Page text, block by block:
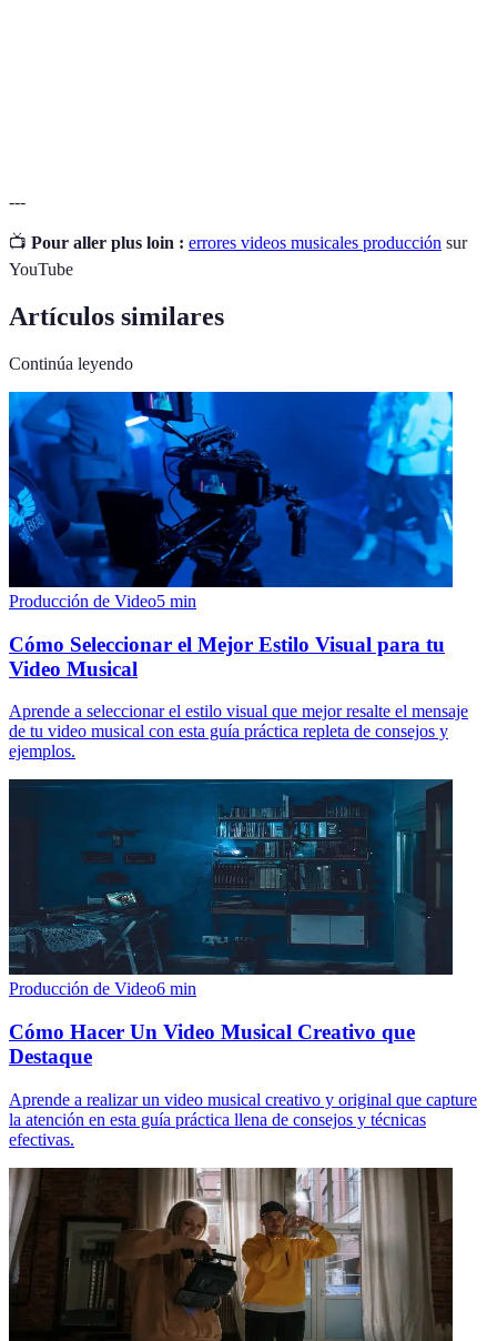
---
📺 Pour aller plus loin : errores videos musicales producción sur
YouTube
Artículos similares
Continúa leyendo
Producción de Video5 min
Cómo Seleccionar el Mejor Estilo Visual para tu
Video Musical
Aprende a seleccionar el estilo visual que mejor resalte el mensaje
de tu video musical con esta guía práctica repleta de consejos y
ejemplos.
Producción de Video6 min
Cómo Hacer Un Video Musical Creativo que
Destaque
Aprende a realizar un video musical creativo y original que capture
la atención en esta guía práctica llena de consejos y técnicas
efectivas.